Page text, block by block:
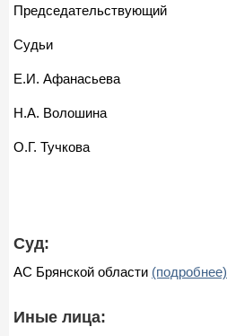
Председательствующий
Судьи
Е.И. Афанасьева
Н.А. Волошина
О.Г. Тучкова
Суд:
АС Брянской области (подробнее)
Иные лица: